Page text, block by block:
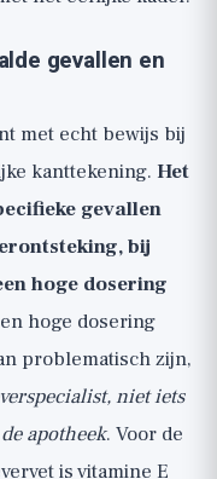
gevallen en
met echt bewijs bij
kanttekening. Het
gevallen
bij
hoge dosering
hoge dosering
problematisch zijn,
niet iets
apotheek. Voor de
is vitamine E